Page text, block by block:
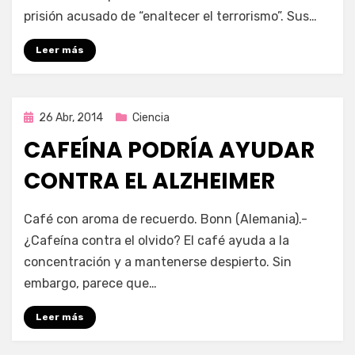
prisión acusado de “enaltecer el terrorismo”. Sus…
Leer más
Publicada
26 Abr, 2014 Ciencia
CAFEÍNA PODRÍA AYUDAR
CONTRA EL ALZHEIMER
por
Café con aroma de recuerdo. Bonn (Alemania).-
¿Cafeína contra el olvido? El café ayuda a la
concentración y a mantenerse despierto. Sin
embargo, parece que…
Leer más